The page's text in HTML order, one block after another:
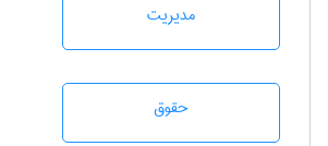
مديريت
حقوق